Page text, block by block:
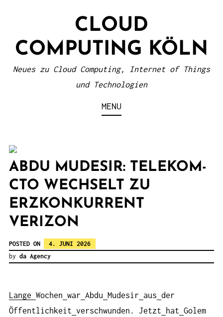
CLOUD
COMPUTING KÖLN
Neues zu Cloud Computing, Internet of Things
und Technologien
MENU
ABDU MUDESIR: TELEKOM-
CTO WECHSELT ZU
ERZKONKURRENT
VERIZON
POSTED ON
4. JUNI 2026
by da Agency
Lange Wochen war Abdu Mudesir aus der
Öffentlichkeit verschwunden. Jetzt hat Golem